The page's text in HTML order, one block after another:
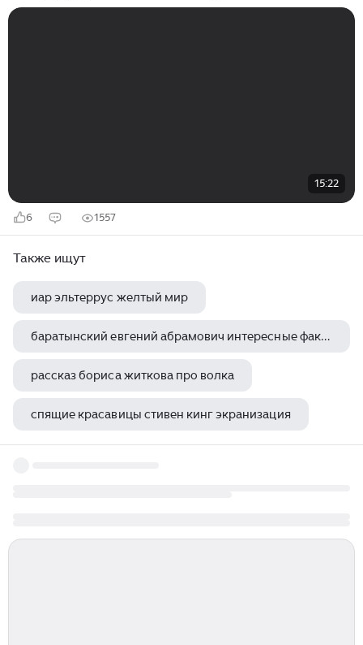
15:22
6 1557
Также ищут
иар эльтеррус желтый мир
баратынский евгений абрамович интересные факты
рассказ бориса житкова про волка
спящие красавицы стивен кинг экранизация